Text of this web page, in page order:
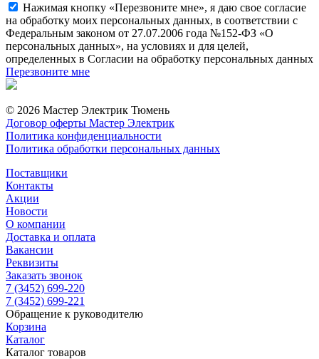
Нажимая кнопку «Перезвоните мне», я даю свое согласие
на обработку моих персональных данных, в соответствии с
Федеральным законом от 27.07.2006 года №152-ФЗ «О
персональных данных», на условиях и для целей,
определенных в Согласии на обработку персональных данных
Перезвоните мне
© 2026 Мастер Электрик Тюмень
Договор оферты Мастер Электрик
Политика конфиденциальности
Политика обработки персональных данных
Поставщики
Контакты
Акции
Новости
О компании
Доставка и оплата
Вакансии
Реквизиты
Заказать звонок
7 (3452) 699-220
7 (3452) 699-221
Обращение к руководителю
Корзина
Каталог
Каталог товаров